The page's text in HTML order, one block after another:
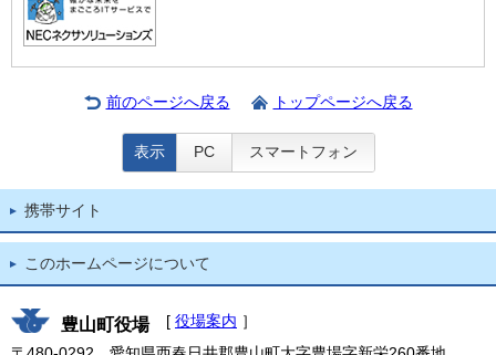
前のページへ戻る トップページへ戻る
表示 PC スマートフォン
携帯サイト
このホームページについて
豊山町役場 [ 役場案内 ］